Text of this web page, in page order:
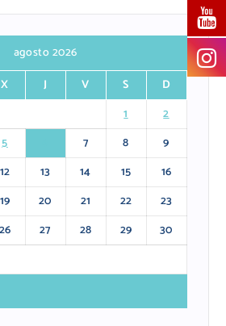
agosto 2026
X J V S
D
1
2
5 7 8
9
12 13 14 15
16
19 20 21 22
23
26 27 28 29
30